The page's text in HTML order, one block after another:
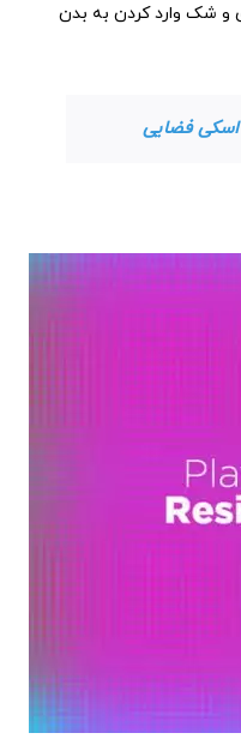
و شک وارد کردن به بدن
اسکی فضایی